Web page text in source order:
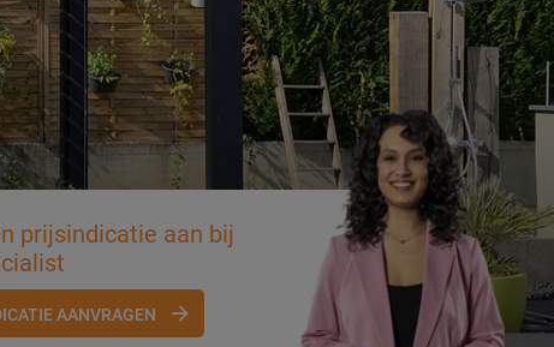
prijsindicatie aan bij
AANVRAGEN